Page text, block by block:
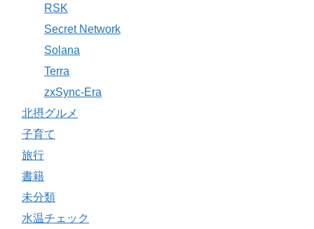
RSK
Secret Network
Solana
Terra
zxSync-Era
北摂グルメ
子育て
旅行
書籍
未分類
水温チェック